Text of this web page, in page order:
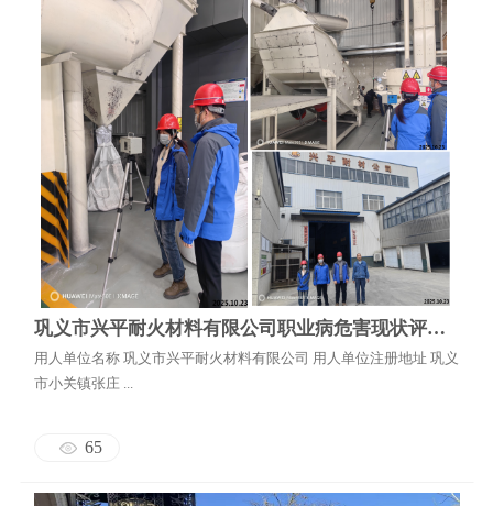
巩义市兴平耐火材料有限公司职业病危害现状评价报告书
用人单位名称 巩义市兴平耐火材料有限公司 用人单位注册地址 巩义
市小关镇张庄 ...
65